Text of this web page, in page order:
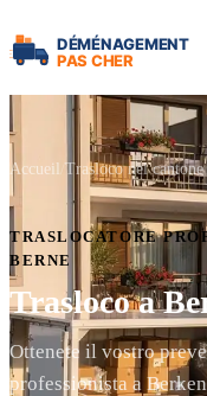
Accueil Trasloco nel
TRASLOCATORE
BERNE
Trasloco a
Ottenete il vostro
professionista a